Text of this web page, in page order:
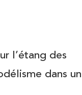
&
l’étang des
dans un